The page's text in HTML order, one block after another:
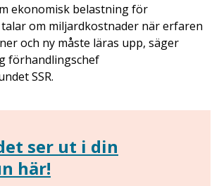
ekonomisk belastning för
om miljardkostnader när erfaren
och ny måste läras upp, säger
förhandlingschef
SSR.
ser ut i din
här!